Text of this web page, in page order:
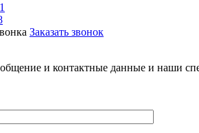
Заказать звонок
и контактные данные и наши